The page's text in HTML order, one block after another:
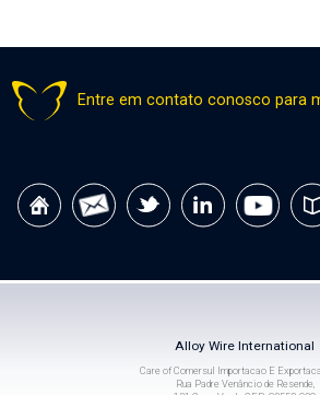
Entre em contato conosco para
Alloy Wire International
Care of Comersul Importacao E
Rua Padre Venâncio de Resende,